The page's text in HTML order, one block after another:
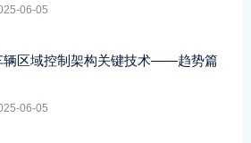
06-05
辆区域控制架构关键技术——趋势篇
06-05